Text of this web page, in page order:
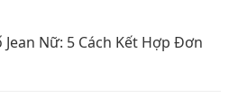
Nữ: 5 Cách Kết Hợp Đơn